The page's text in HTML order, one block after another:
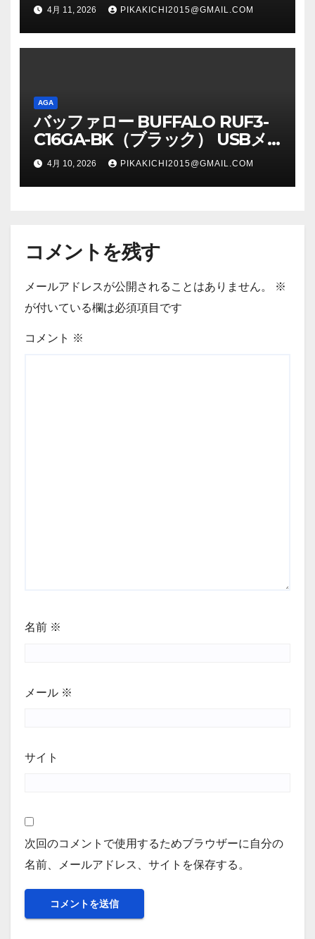
4月 11, 2026 PIKAKICHI2015@GMAIL.COM
AGA
バッファロー BUFFALO RUF3-
C16GA-BK（ブラック） USBメ
モリ 16GB
4月 10, 2026 PIKAKICHI2015@GMAIL.COM
コメントを残す
メールアドレスが公開されることはありません。
※
が付いている欄は必須項目です
コメント ※
名前 ※
メール ※
サイト
次回のコメントで使用するためブラウザーに自分の
名前、メールアドレス、サイトを保存する。